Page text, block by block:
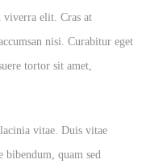
viverra elit. Cras at
nisi. Curabitur eget
tortor sit amet,
vitae. Duis vitae
bibendum, quam sed